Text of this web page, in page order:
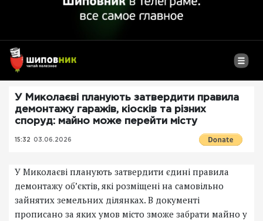
У Миколаєві планують затвердити правила
демонтажу гаражів, кіосків та різних
споруд: майно може перейти місту
15:32 03.06.2026
У Миколаєві планують затвердити єдині правила
демонтажу об’єктів, які розміщені на самовільно
зайнятих земельних ділянках. В документі
прописано за яких умов місто зможе забрати майно у